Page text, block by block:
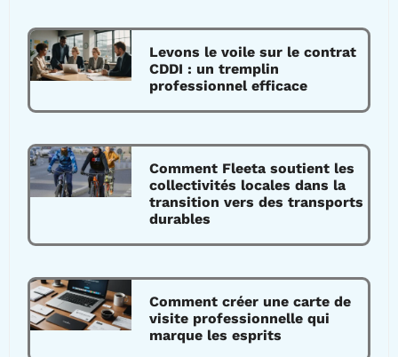
Levons le voile sur le contrat
CDDI : un tremplin
professionnel efficace
Comment Fleeta soutient les
collectivités locales dans la
transition vers des transports
durables
Comment créer une carte de
visite professionnelle qui
marque les esprits